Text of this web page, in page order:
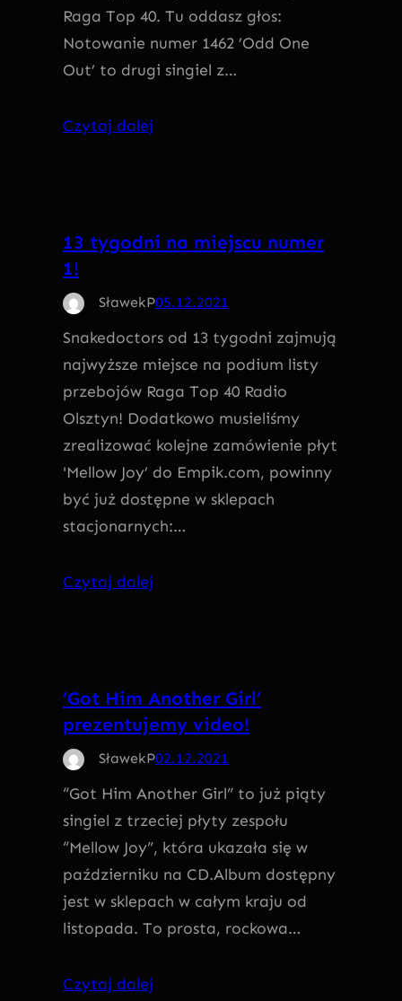
Raga Top 40. Tu oddasz głos:
Notowanie numer 1462 ’Odd One
Out’ to drugi singiel z…
Czytaj dalej
13 tygodni na miejscu numer
1!
SławekP05.12.2021
Snakedoctors od 13 tygodni zajmują
najwyższe miejsce na podium listy
przebojów Raga Top 40 Radio
Olsztyn! Dodatkowo musieliśmy
zrealizować kolejne zamówienie płyt
'Mellow Joy’ do Empik.com, powinny
być już dostępne w sklepach
stacjonarnych:…
Czytaj dalej
’Got Him Another Girl’
prezentujemy video!
SławekP02.12.2021
“Got Him Another Girl” to już piąty
singiel z trzeciej płyty zespołu
“Mellow Joy”, która ukazała się w
październiku na CD.Album dostępny
jest w sklepach w całym kraju od
listopada. To prosta, rockowa…
Czytaj dalej